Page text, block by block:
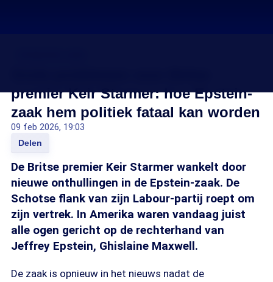
premier Keir Starmer: hoe Epstein-
zaak hem politiek fataal kan worden
09 feb 2026, 19:03
Delen
De Britse premier Keir Starmer wankelt door
nieuwe onthullingen in de Epstein-zaak. De
Schotse flank van zijn Labour-partij roept om
zijn vertrek. In Amerika waren vandaag juist
alle ogen gericht op de rechterhand van
Jeffrey Epstein, Ghislaine Maxwell.
De zaak is opnieuw in het nieuws nadat de